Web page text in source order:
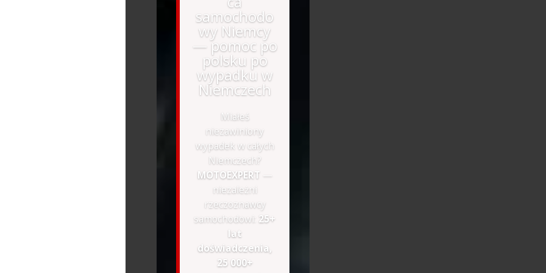
samochodo
wy Niemcy
— pomoc po
polsku po
wypadku w
Niemczech
Miałeś
niezawiniony
wypadek w całych
Niemczech?
MOTOEXPERT —
niezależni
rzeczoznawcy
samochodowi: 25+
lat
doświadczenia,
25 000+